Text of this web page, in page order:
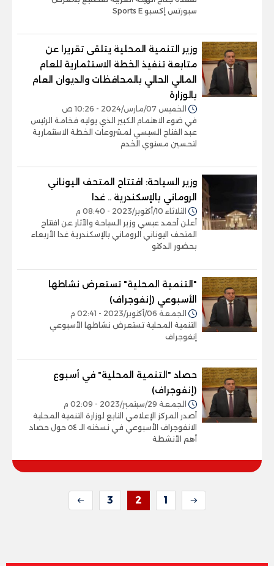
سبورتس إكسبو Sports E
وزير التنمية المحلية يتلقى تقريرا عن
متابعة تنفيذ الخطة الاستثمارية للعام
المالي الحالي بالمحافظات والديوان العام
بالوزارة
الخميس 07/مارس/2024 - 10:26 ص
في ضوء الاهتمام الكبير الذي يوليه فخامة الرئيس
عبد الفتاح السيسي لمشروعات الخطة الاستثمارية
لتحسين مستوي الخدم
وزير السياحة: افتتاح المتحف اليوناني
الروماني بالإسكندرية .. غدا
الثلاثاء 10/أكتوبر/2023 - 08:40 م
أعلن أحمد عيسي وزير السياحة والآثار عن افتتاح
المتحف اليوناني الروماني بالإسكندرية غدا الأربعاء
بحضور الدكتو
"التنمية المحلية" تستعرض نشاطها
الأسبوعي (إنفوجراف)
الجمعة 06/أكتوبر/2023 - 02:41 م
التنمية المحلية تستعرض نشاطها الأسبوعي
إنفوجراف
حصاد "التنمية المحلية" في أسبوع
(إنفوجراف)
الجمعة 29/سبتمبر/2023 - 02:09 م
أصدر المركز الإعلامي التابع لوزارة التنمية المحلية
الانفوجراف الأسبوعي في نسخته الـ ٥٤ حول حصاد
أهم الأنشطة
1
2
3